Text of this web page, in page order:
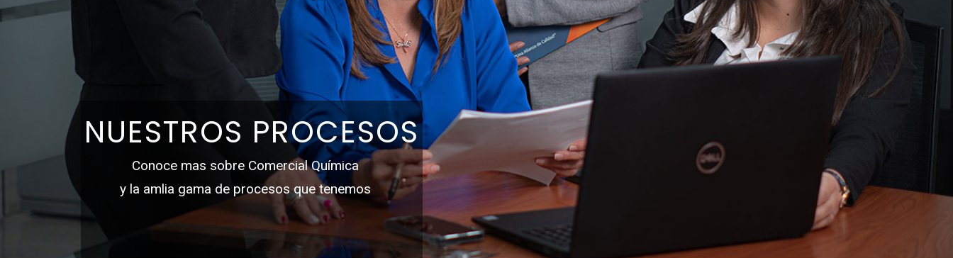
NUESTROS PROCESOS
Conoce mas sobre Comercial Química
y la amlia gama de procesos que tenemos